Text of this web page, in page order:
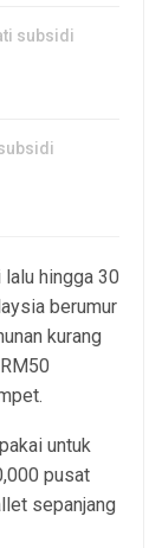
subsidi
hingga 30
berumur
kurang
untuk
pusat
sepanjang